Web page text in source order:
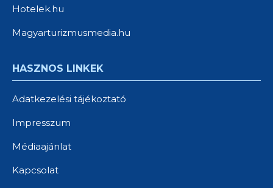
Hotelek.hu
Magyarturizmusmedia.hu
HASZNOS LINKEK
Adatkezelési tájékoztató
Impresszum
Médiaajánlat
Kapcsolat